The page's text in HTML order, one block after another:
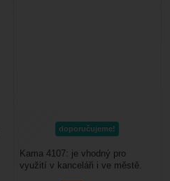
doporučujeme!
Kama 4107: je vhodný pro
využití v kanceláři i ve městě.